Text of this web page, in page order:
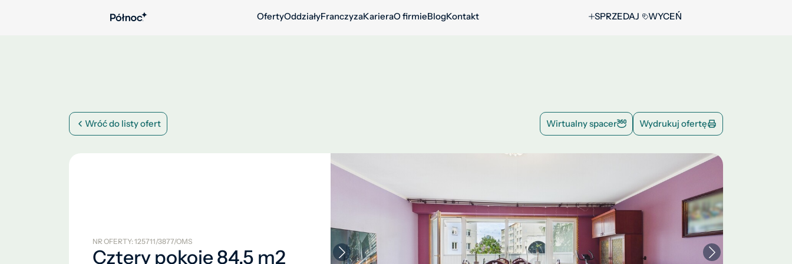
OfertyOddziałyFranczyzaKarieraO firmieBlogKontakt SPRZEDAJ WYCEŃ
Wróć do listy ofert Wirtualny spacer Wydrukuj ofertę
NR OFERTY: 125711/3877/OMS
Cztery pokoje 84,5 m2